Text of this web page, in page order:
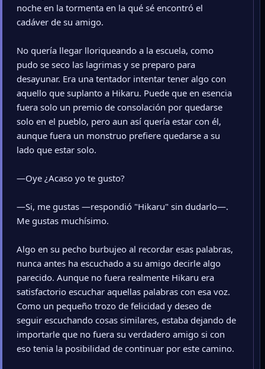
noche en la tormenta en la qué sé encontró el
cadáver de su amigo.
No quería llegar lloriqueando a la escuela, como
pudo se seco las lagrimas y se preparo para
desayunar. Era una tentador intentar tener algo con
aquello que suplanto a Hikaru. Puede que en esencia
fuera solo un premio de consolación por quedarse
solo en el pueblo, pero aun así quería estar con él,
aunque fuera un monstruo prefiere quedarse a su
lado que estar solo.
—Oye ¿Acaso yo te gusto?
—Si, me gustas —respondió "Hikaru" sin dudarlo—.
Me gustas muchísimo.
Algo en su pecho burbujeo al recordar esas palabras,
nunca antes ha escuchado a su amigo decirle algo
parecido. Aunque no fuera realmente Hikaru era
satisfactorio escuchar aquellas palabras con esa voz.
Como un pequeño trozo de felicidad y deseo de
seguir escuchando cosas similares, estaba dejando de
importarle que no fuera su verdadero amigo si con
eso tenia la posibilidad de continuar por este camino.